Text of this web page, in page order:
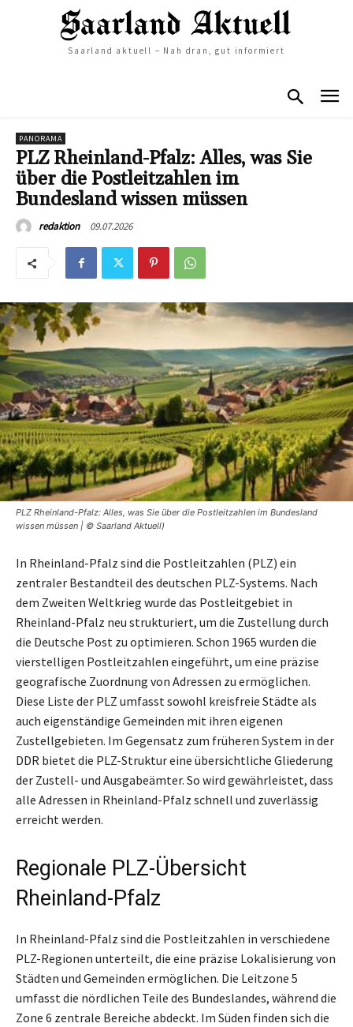
Saarland aktuell – Nah dran, gut informiert
PANORAMA
PLZ Rheinland-Pfalz: Alles, was Sie
über die Postleitzahlen im
Bundesland wissen müssen
redaktion 09.07.2026
PLZ Rheinland-Pfalz: Alles, was Sie über die Postleitzahlen im Bundesland
wissen müssen | © Saarland Aktuell)
In Rheinland-Pfalz sind die Postleitzahlen (PLZ) ein
zentraler Bestandteil des deutschen PLZ-Systems. Nach
dem Zweiten Weltkrieg wurde das Postleitgebiet in
Rheinland-Pfalz neu strukturiert, um die Zustellung durch
die Deutsche Post zu optimieren. Schon 1965 wurden die
vierstelligen Postleitzahlen eingeführt, um eine präzise
geografische Zuordnung von Adressen zu ermöglichen.
Diese Liste der PLZ umfasst sowohl kreisfreie Städte als
auch eigenständige Gemeinden mit ihren eigenen
Zustellgebieten. Im Gegensatz zum früheren System in der
DDR bietet die PLZ-Struktur eine übersichtliche Gliederung
der Zustell- und Ausgabeämter. So wird gewährleistet, dass
alle Adressen in Rheinland-Pfalz schnell und zuverlässig
erreicht werden.
Regionale PLZ-Übersicht
Rheinland-Pfalz
In Rheinland-Pfalz sind die Postleitzahlen in verschiedene
PLZ-Regionen unterteilt, die eine präzise Lokalisierung von
Städten und Gemeinden ermöglichen. Die Leitzone 5
umfasst die nördlichen Teile des Bundeslandes, während die
Zone 6 zentrale Bereiche abdeckt. Im Süden finden sich die